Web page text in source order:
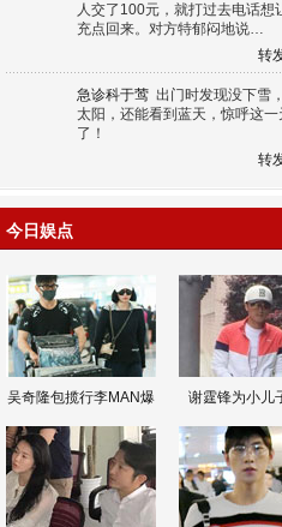
人交了100元，就打过去电话想
充点回来。对方特郁闷地说…
转
急诊科于莺 出门时发现没下雪
太阳，还能看到蓝天，惊呼这一
了！
转
今日娱点
吴奇隆包揽行李MAN爆 谢霆锋为小儿